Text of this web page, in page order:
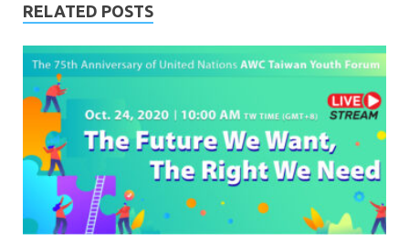
RELATED POSTS